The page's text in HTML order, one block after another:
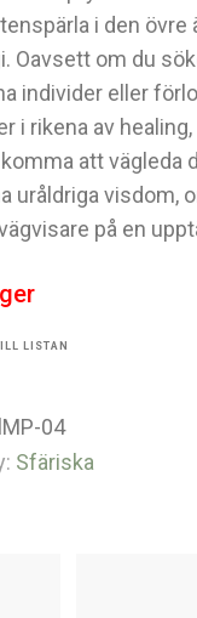
i den övre
Oavsett om du
individer eller
i rikena av
att vägleda
uråldriga visdom,
på en
LISTAN
04
Sfäriska